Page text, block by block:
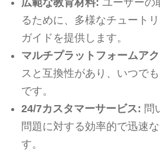
るために、多様なチュート
ガイドを提供します。
マルチプラットフォームア
スと互換性があり、いつで
です。
24/7カスタマーサービス: 問
問題に対する効率的で迅速
す。